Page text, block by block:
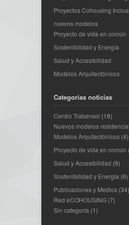
Proyectos Cohousing
nuevos modelos
Proyecto de vida en común
Sostenibilidad y Energía
Salud y Accesibilidad
Modelos Arquitectónicos
Categorías noticias
Centro Trabensol (18)
Nuevos modelos
Modelos Arquitectónicos (4)
Proyecto de vida en común
Salud y Accesibilidad (9)
Sostenibilidad y Energía (6)
Publicaciones y Medios (34)
Red eCOHOUSING (7)
Sin categoría (1)